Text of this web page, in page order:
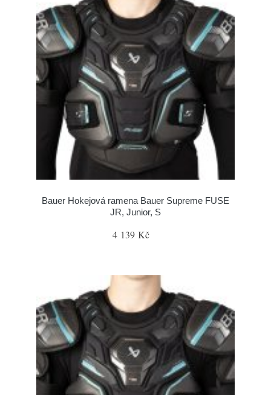
Bauer Hokejová ramena Bauer Supreme FUSE
JR, Junior, S
4 139 Kč